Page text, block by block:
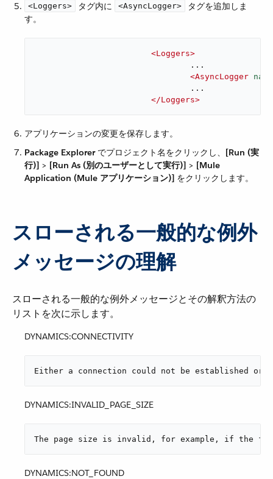
<Loggers> ​ タグ内に ​ <AsyncLogger>
​ タグを追加しま
す。
<Loggers>
<AsyncLogger name
</Loggers>
アプリケーションの変更を保存します。
Package Explorer​ でプロジェクト名をクリックし、​ [Run (実
行)] ​ > ​ [Run As (別のユーザーとして実行)] ​ > ​ [Mule
Application (Mule アプリケーション)] ​ をクリックします。
スローされる一般的な例外
メッセージの理解
スローされる一般的な例外メッセージとその解釈方法の
リストを次に示します。
DYNAMICS:CONNECTIVITY
Either a connection could not be established or
DYNAMICS:INVALID_PAGE_SIZE
The page size is invalid, for example, if the fetch size
DYNAMICS:NOT_FOUND